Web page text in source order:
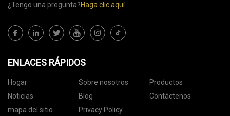
¿Tengo una pregunta?Haga clic aquí
ENLACES RÁPIDOS
Hogar Sobre nosotros
Productos
Noticias
Blog
Contáctenos
mapa del sitio
Privacy Policy